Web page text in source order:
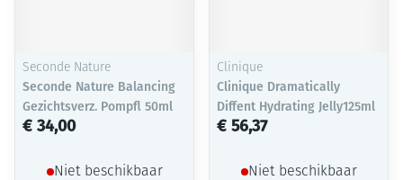
Seconde Nature
Seconde Nature Balancing
Gezichtsverz. Pompfl 50ml
€ 34,00
Niet beschikbaar
Clinique
Clinique Dramatically
Diffent Hydrating Jelly125ml
€ 56,37
Niet beschikbaar